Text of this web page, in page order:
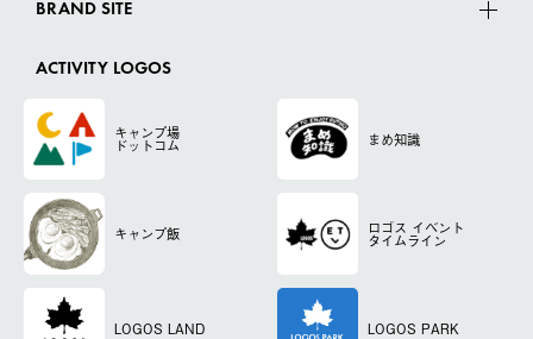
BRAND SITE
ACTIVITY LOGOS
キャンプ場
ドットコム まめ知識
キャンプ飯 ロゴス イベント
タイムライン
LOGOS LAND LOGOS PARK